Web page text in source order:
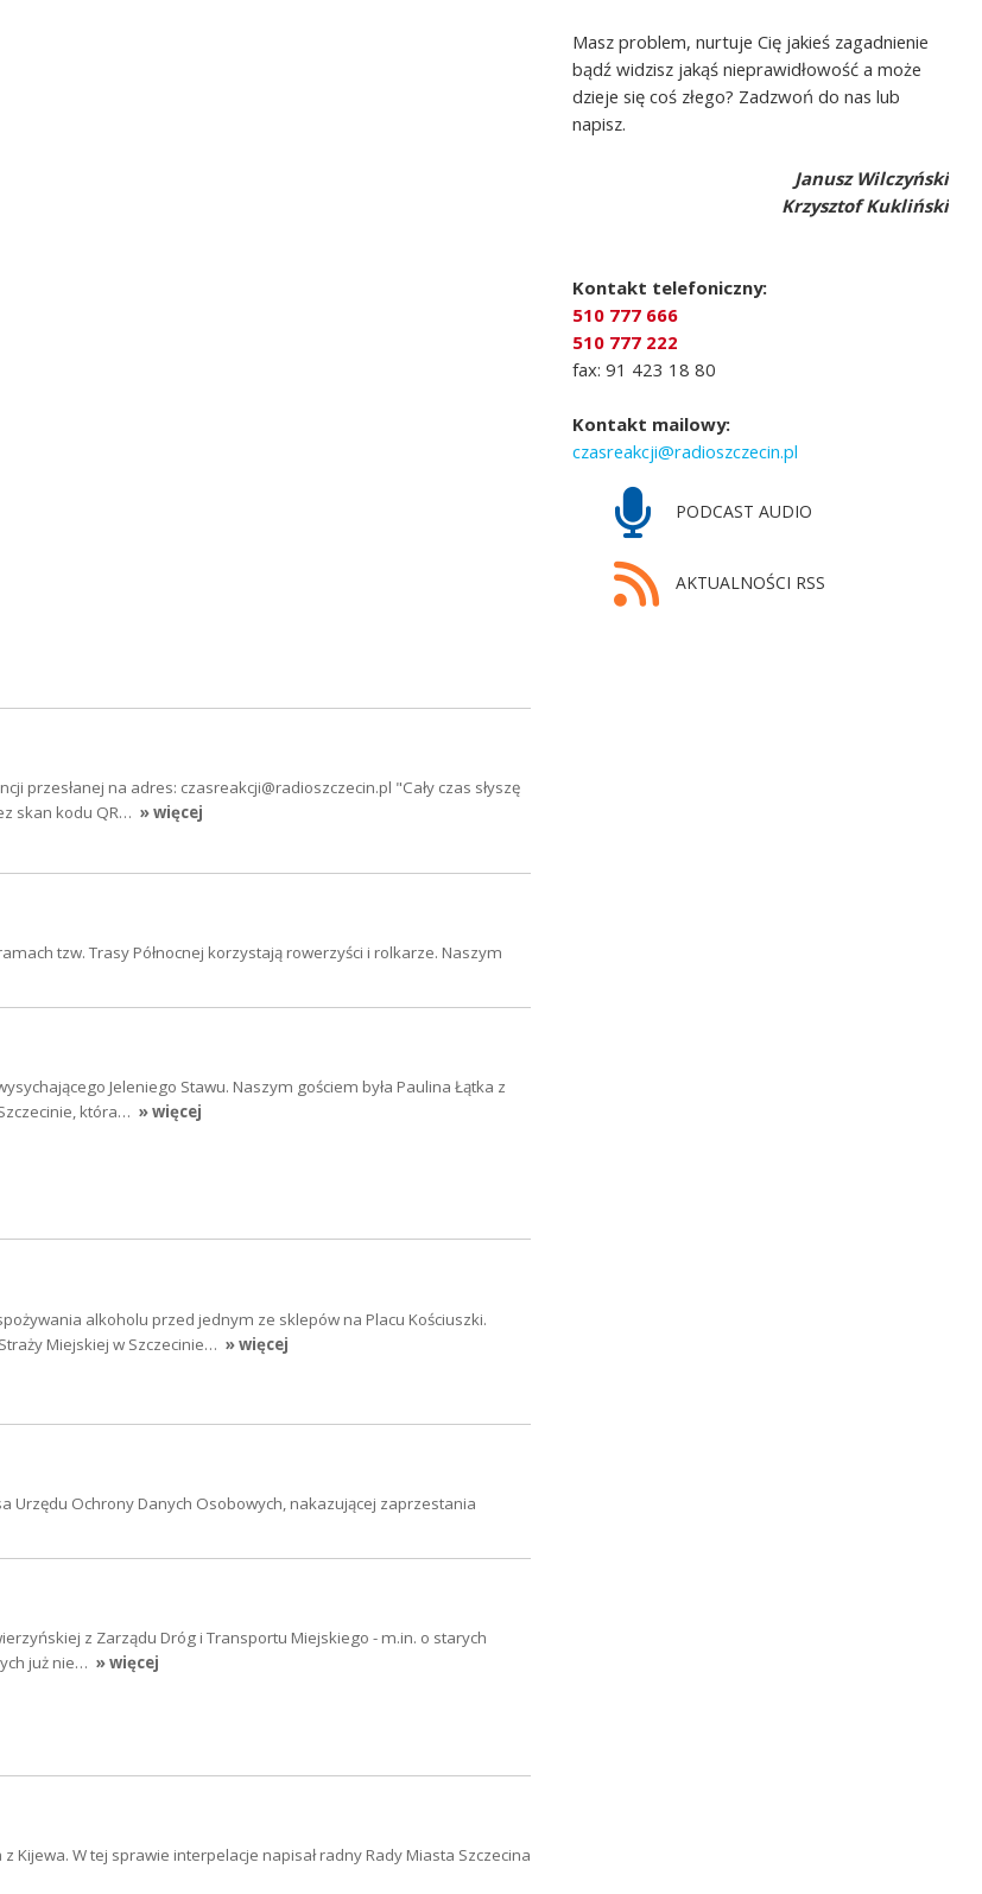
Masz problem, nurtuje Cię jakieś zagadnienie
bądź widzisz jakąś nieprawidłowość a może
dzieje się coś złego? Zadzwoń do nas lub
napisz.
Janusz Wilczyński
Krzysztof Kukliński
Kontakt telefoniczny:
510 777 666
510 777 222
fax: 91 423 18 80
Kontakt mailowy:
czasreakcji@radioszczecin.pl
PODCAST AUDIO
AKTUALNOŚCI RSS
przesłanej na adres: czasreakcji@radioszczecin.pl "Cały czas słyszę
skan kodu QR… » więcej
tzw. Trasy Północnej korzystają rowerzyści i rolkarze. Naszym
Jeleniego Stawu. Naszym gościem była Paulina Łątka z
która… » więcej
alkoholu przed jednym ze sklepów na Placu Kościuszki.
Miejskiej w Szczecinie… » więcej
Urzędu Ochrony Danych Osobowych, nakazującej zaprzestania
z Zarządu Dróg i Transportu Miejskiego - m.in. o starych
już nie… » więcej
Kijewa. W tej sprawie interpelacje napisał radny Rady Miasta Szczecina